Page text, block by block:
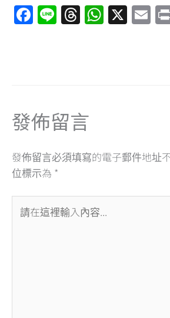
F
a
o
k
Li
n
T
hr
s
W
h
X E
m
發佈留言
發佈留言必須填寫的電子郵件地址
位標示為 *
在